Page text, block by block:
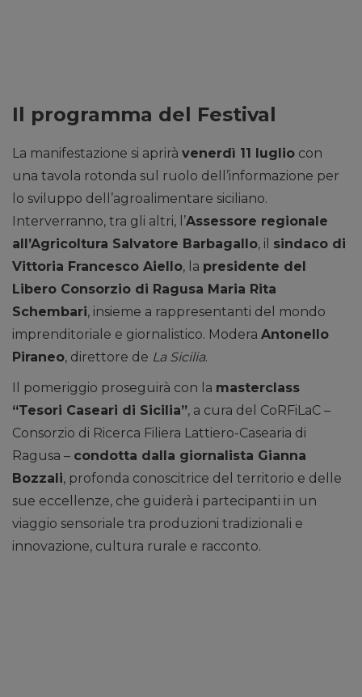
Il programma del Festival
La manifestazione si aprirà venerdì 11 luglio con
una tavola rotonda sul ruolo dell’informazione per
lo sviluppo dell’agroalimentare siciliano.
Interverranno, tra gli altri, l’Assessore regionale
all’Agricoltura Salvatore Barbagallo, il sindaco di
Vittoria Francesco Aiello, la presidente del
Libero Consorzio di Ragusa Maria Rita
Schembari, insieme a rappresentanti del mondo
imprenditoriale e giornalistico. Modera Antonello
Piraneo, direttore de La Sicilia.
Il pomeriggio proseguirà con la masterclass
“Tesori Caseari di Sicilia”, a cura del CoRFiLaC –
Consorzio di Ricerca Filiera Lattiero-Casearia di
Ragusa – condotta dalla giornalista Gianna
Bozzali, profonda conoscitrice del territorio e delle
sue eccellenze, che guiderà i partecipanti in un
viaggio sensoriale tra produzioni tradizionali e
innovazione, cultura rurale e racconto.